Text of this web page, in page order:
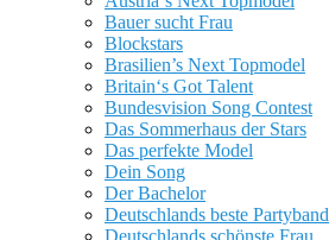
Bauer sucht Frau
Blockstars
Brasilien’s Next Topmodel
Britain‘s Got Talent
Bundesvision Song Contest
Das Sommerhaus der Stars
Das perfekte Model
Dein Song
Der Bachelor
Deutschlands beste Partyband
Deutschlands schönste Frau